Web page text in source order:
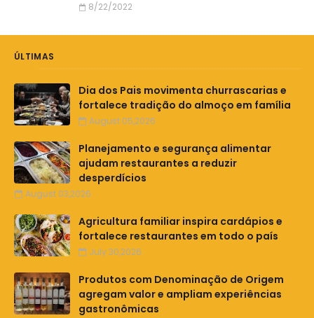
8/22/2022
ÚLTIMAS
Dia dos Pais movimenta churrascarias e
fortalece tradição do almoço em família
August 05,2026
Planejamento e segurança alimentar
ajudam restaurantes a reduzir
desperdícios
August 03,2026
Agricultura familiar inspira cardápios e
fortalece restaurantes em todo o país
July 30,2026
Produtos com Denominação de Origem
agregam valor e ampliam experiências
gastronômicas